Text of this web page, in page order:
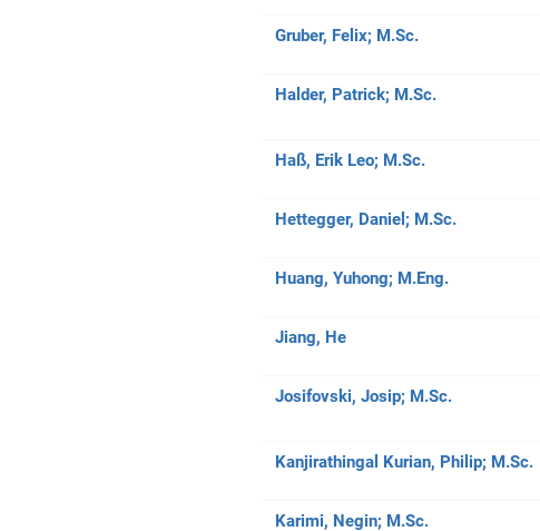
Gruber, Felix; M.Sc.
Halder, Patrick; M.Sc.
Haß, Erik Leo; M.Sc.
Hettegger, Daniel; M.Sc.
Huang, Yuhong; M.Eng.
Jiang, He
Josifovski, Josip; M.Sc.
Kanjirathingal Kurian, Philip; M.Sc.
Karimi, Negin; M.Sc.